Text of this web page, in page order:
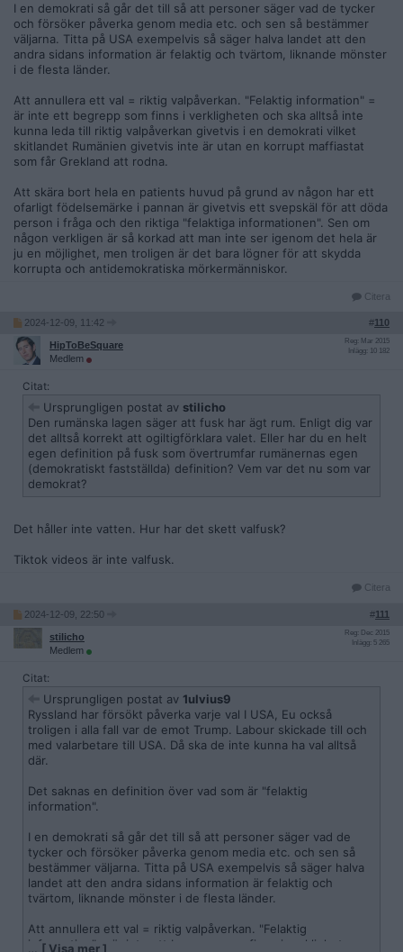
I en demokrati så går det till så att personer säger vad de tycker
och försöker påverka genom media etc. och sen så bestämmer
väljarna. Titta på USA exempelvis så säger halva landet att den
andra sidans information är felaktig och tvärtom, liknande mönster
i de flesta länder.
Att annullera ett val = riktig valpåverkan. "Felaktig information" =
är inte ett begrepp som finns i verkligheten och ska alltså inte
kunna leda till riktig valpåverkan givetvis i en demokrati vilket
skitlandet Rumänien givetvis inte är utan en korrupt maffiastat
som får Grekland att rodna.
Att skära bort hela en patients huvud på grund av någon har ett
ofarligt födelsemärke i pannan är givetvis ett svepskäl för att döda
person i fråga och den riktiga "felaktiga informationen". Sen om
någon verkligen är så korkad att man inte ser igenom det hela är
ju en möjlighet, men troligen är det bara lögner för att skydda
korrupta och antidemokratiska mörkermänniskor.
Citera
2024-12-09, 11:42 #110
HipToBeSquare
Medlem
Reg: Mar 2015
Inlägg: 10 182
Citat:
Ursprungligen postat av stilicho
Den rumänska lagen säger att fusk har ägt rum. Enligt dig var
det alltså korrekt att ogiltigförklara valet. Eller har du en helt
egen definition på fusk som övertrumfar rumänernas egen
(demokratiskt fastställda) definition? Vem var det nu som var
demokrat?
Det håller inte vatten. Hur har det skett valfusk?
Tiktok videos är inte valfusk.
Citera
2024-12-09, 22:50 #111
stilicho
Medlem
Reg: Dec 2015
Inlägg: 5 265
Citat:
Ursprungligen postat av 1ulvius9
Ryssland har försökt påverka varje val I USA, Eu också
troligen i alla fall var de emot Trump. Labour skickade till och
med valarbetare till USA. Då ska de inte kunna ha val alltså
där.
Det saknas en definition över vad som är "felaktig
information".
I en demokrati så går det till så att personer säger vad de
tycker och försöker påverka genom media etc. och sen så
bestämmer väljarna. Titta på USA exempelvis så säger halva
landet att den andra sidans information är felaktig och
tvärtom, liknande mönster i de flesta länder.
Att annullera ett val = riktig valpåverkan. "Felaktig
information" = är inte ett begrepp som finns i verkligheten
… [ Visa mer ]